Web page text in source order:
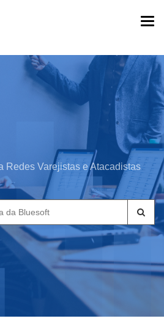
Redes Varejistas e Atacadistas